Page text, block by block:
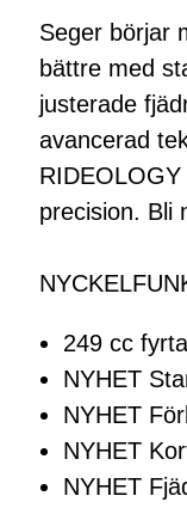
Seger börjar
bättre med
justerade
avancerad
precision. Bli
249 cc
NYHET
NYHET
NYHET
NYHET